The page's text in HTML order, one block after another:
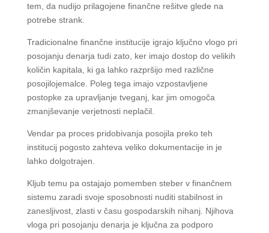
tem, da nudijo prilagojene finančne rešitve glede na
potrebe strank.
Tradicionalne finančne institucije igrajo ključno vlogo pri
posojanju denarja tudi zato, ker imajo dostop do velikih
količin kapitala, ki ga lahko razpršijo med različne
posojilojemalce. Poleg tega imajo vzpostavljene
postopke za upravljanje tveganj, kar jim omogoča
zmanjševanje verjetnosti neplačil.
Vendar pa proces pridobivanja posojila preko teh
institucij pogosto zahteva veliko dokumentacije in je
lahko dolgotrajen.
Kljub temu pa ostajajo pomemben steber v finančnem
sistemu zaradi svoje sposobnosti nuditi stabilnost in
zanesljivost, zlasti v času gospodarskih nihanj. Njihova
vloga pri posojanju denarja je ključna za podporo